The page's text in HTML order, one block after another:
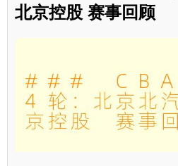
北京控股 赛事回顾